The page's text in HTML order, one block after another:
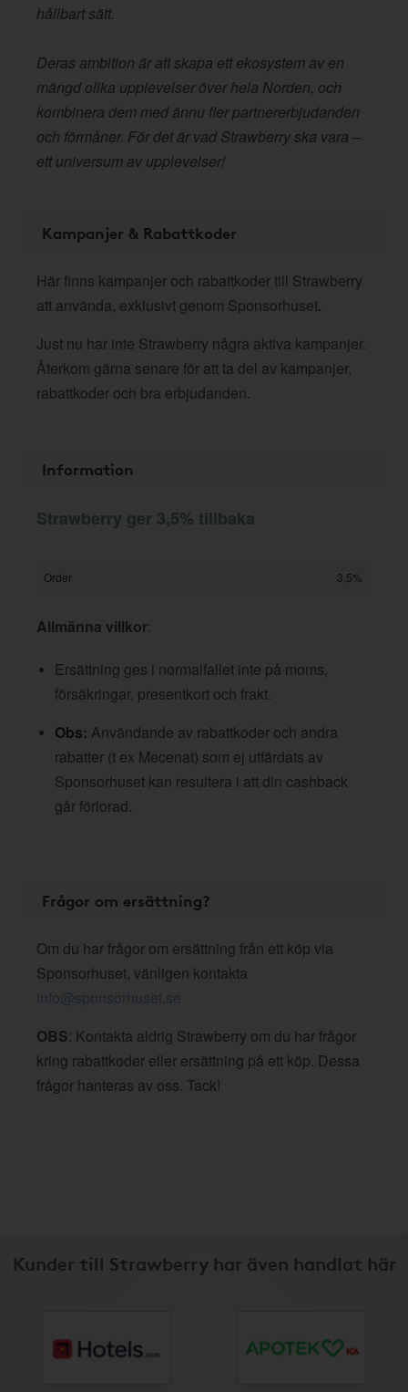
hållbart sätt.
Deras ambition är att skapa ett ekosystem av en
mängd olika upplevelser över hela Norden, och
kombinera dem med ännu fler partnererbjudanden
och förmåner. För det är vad Strawberry ska vara –
ett universum av upplevelser!
Kampanjer & Rabattkoder
Här finns kampanjer och rabattkoder till Strawberry
att använda, exklusivt genom Sponsorhuset.
Just nu har inte Strawberry några aktiva kampanjer.
Återkom gärna senare för att ta del av kampanjer,
rabattkoder och bra erbjudanden.
Information
Strawberry ger 3,5% tillbaka
Order 3,5%
Allmänna villkor:
Ersättning ges i normalfallet inte på moms,
försäkringar, presentkort och frakt.
Obs: Användande av rabattkoder och andra
rabatter (t ex Mecenat) som ej utfärdats av
Sponsorhuset kan resultera i att din cashback
går förlorad.
Frågor om ersättning?
Om du har frågor om ersättning från ett köp via
Sponsorhuset, vänligen kontakta
info@sponsorhuset.se
OBS: Kontakta aldrig Strawberry om du har frågor
kring rabattkoder eller ersättning på ett köp. Dessa
frågor hanteras av oss. Tack!
Kunder till Strawberry har även handlat här